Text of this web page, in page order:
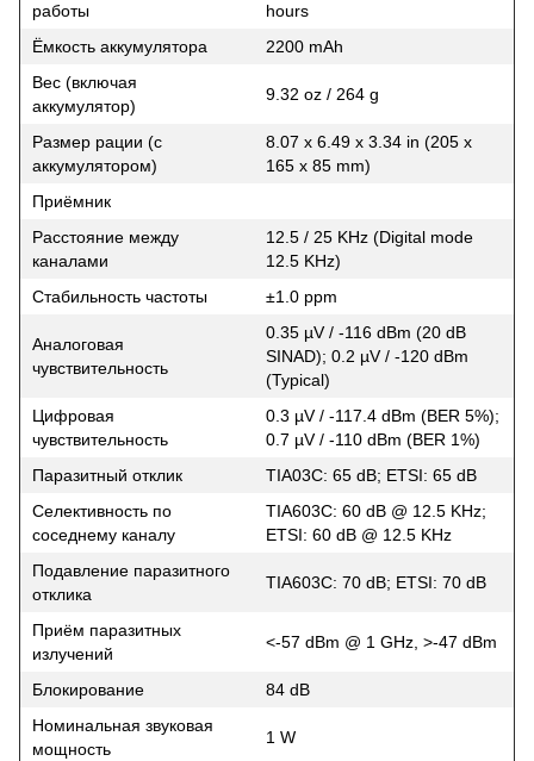
работы
hours
Ёмкость аккумулятора
2200 mAh
Вес (включая
аккумулятор)
9.32 oz / 264 g
Размер рации (с
аккумулятором)
8.07 x 6.49 x 3.34 in (205 x
165 x 85 mm)
Приёмник
Расстояние между
каналами
12.5 / 25 KHz (Digital mode
12.5 KHz)
Стабильность частоты
±1.0 ppm
Аналоговая
чувствительность
0.35 µV / -116 dBm (20 dB
SINAD); 0.2 µV / -120 dBm
(Typical)
Цифровая
чувствительность
0.3 µV / -117.4 dBm (BER 5%);
0.7 µV / -110 dBm (BER 1%)
Паразитный отклик
TIA03C: 65 dB; ETSI: 65 dB
Селективность по
соседнему каналу
TIA603C: 60 dB @ 12.5 KHz;
ETSI: 60 dB @ 12.5 KHz
Подавление паразитного
отклика
TIA603C: 70 dB; ETSI: 70 dB
Приём паразитных
излучений
<-57 dBm @ 1 GHz, >-47 dBm
Блокирование
84 dB
Номинальная звуковая
мощность
1 W